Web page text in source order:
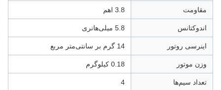
مقاومت 3.8 اهم
اندوکتانس 5.8 میلی‌هانری
اینرسی روتور 14 گرم بر سانتی‌متر مربع
وزن موتور 0.18 کیلوگرم
تعداد سیم‌ها 4